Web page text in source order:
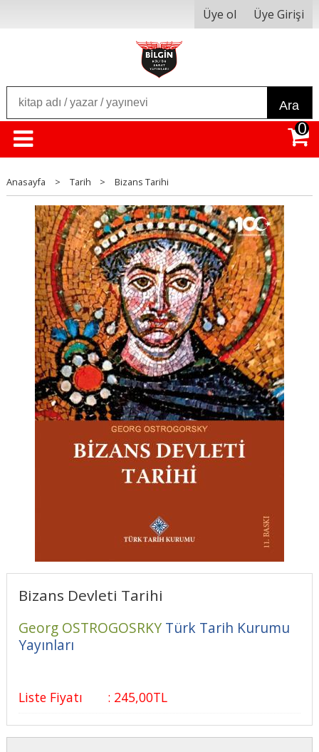
Üye ol Üye Girişi
Ara
0
Anasayfa > Tarih > Bizans Tarihi
Bizans Devleti Tarihi
Georg OSTROGOSRKY Türk Tarih Kurumu
Yayınları
Liste Fiyatı : 245,00TL